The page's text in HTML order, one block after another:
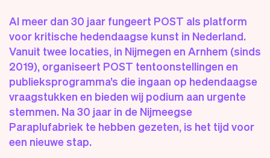
Al meer dan 30 jaar fungeert POST als platform
voor kritische hedendaagse kunst in Nederland.
Vanuit twee locaties, in Nijmegen en Arnhem (sinds
2019), organiseert POST tentoonstellingen en
publieksprogramma’s die ingaan op hedendaagse
vraagstukken en bieden wij podium aan urgente
stemmen. Na 30 jaar in de Nijmeegse
Paraplufabriek te hebben gezeten, is het tijd voor
een nieuwe stap.